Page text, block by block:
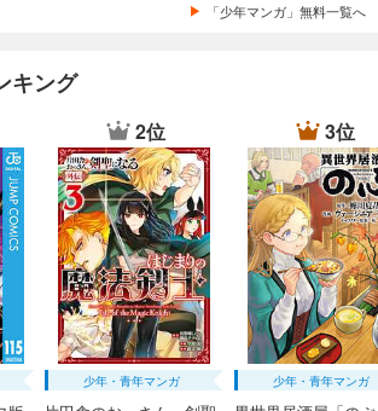
「少年マンガ」無料一覧へ
キング
2位
少年・青年マンガ
3位
少年・青年マンガ